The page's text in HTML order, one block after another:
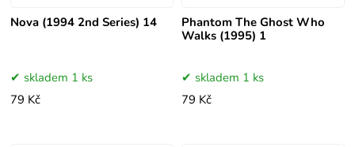
Nova (1994 2nd Series) 14
skladem 1 ks
79 Kč
Phantom The Ghost Who
Walks (1995) 1
skladem 1 ks
79 Kč